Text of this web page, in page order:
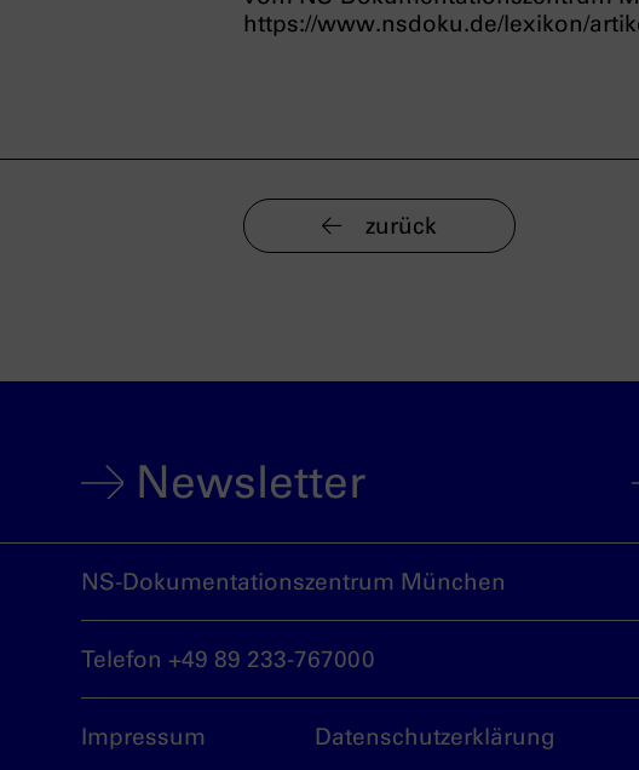
https://www.nsdoku.de/lexikon/
zurück
Newsletter
NS-Dokumentationszentrum München
Telefon +49 89 233-767000
Impressum Datenschutzerklärung